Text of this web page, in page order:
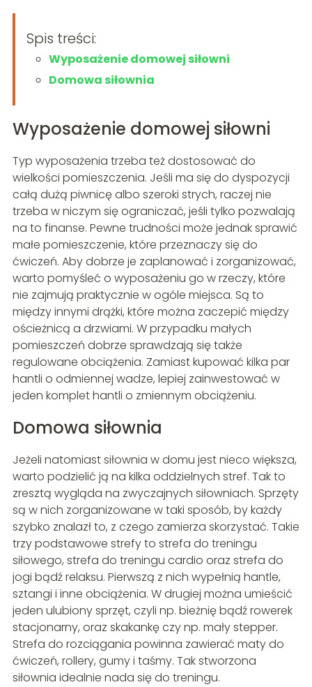
Spis treści:
Wyposażenie domowej siłowni
Domowa siłownia
Wyposażenie domowej siłowni
Typ wyposażenia trzeba też dostosować do
wielkości pomieszczenia. Jeśli ma się do dyspozycji
całą dużą piwnicę albo szeroki strych, raczej nie
trzeba w niczym się ograniczać, jeśli tylko pozwalają
na to finanse. Pewne trudności może jednak sprawić
małe pomieszczenie, które przeznaczy się do
ćwiczeń. Aby dobrze je zaplanować i zorganizować,
warto pomyśleć o wyposażeniu go w rzeczy, które
nie zajmują praktycznie w ogóle miejsca. Są to
między innymi drążki, które można zaczepić między
ościeżnicą a drzwiami. W przypadku małych
pomieszczeń dobrze sprawdzają się także
regulowane obciążenia. Zamiast kupować kilka par
hantli o odmiennej wadze, lepiej zainwestować w
jeden komplet hantli o zmiennym obciążeniu.
Domowa siłownia
Jeżeli natomiast siłownia w domu jest nieco większa,
warto podzielić ją na kilka oddzielnych stref. Tak to
zresztą wygląda na zwyczajnych siłowniach. Sprzęty
są w nich zorganizowane w taki sposób, by każdy
szybko znalazł to, z czego zamierza skorzystać. Takie
trzy podstawowe strefy to strefa do treningu
siłowego, strefa do treningu cardio oraz strefa do
jogi bądź relaksu. Pierwszą z nich wypełnią hantle,
sztangi i inne obciążenia. W drugiej można umieścić
jeden ulubiony sprzęt, czyli np. bieżnię bądź rowerek
stacjonarny, oraz skakankę czy np. mały stepper.
Strefa do rozciągania powinna zawierać maty do
ćwiczeń, rollery, gumy i taśmy. Tak stworzona
siłownia idealnie nada się do treningu.